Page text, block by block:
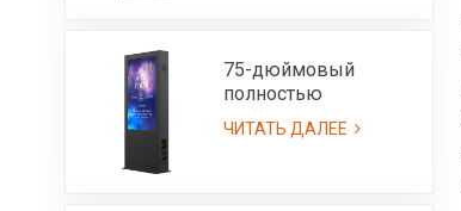
75-дюймовый
полностью
наружный ЖК-киоск
с возможностью
ЧИТАТЬ ДАЛЕЕ